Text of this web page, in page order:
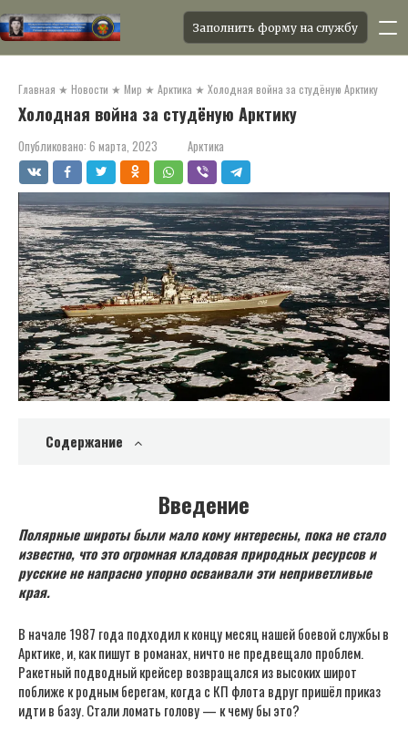
Заполнить форму на службу
Главная ★ Новости ★ Мир ★ Арктика ★ Холодная война за студёную Арктику
Холодная война за студёную Арктику
Опубликовано: 6 марта, 2023 Арктика
Содержание
Введение
Полярные широты были мало кому интересны, пока не стало
известно, что это огромная кладовая природных ресурсов и
русские не напрасно упорно осваивали эти неприветливые
края.
В начале 1987 года подходил к концу месяц нашей боевой службы в
Арктике, и, как пишут в романах, ничто не предвещало проблем.
Ракетный подводный крейсер возвращался из высоких широт
поближе к родным берегам, когда с КП флота вдруг пришёл приказ
идти в базу. Стали ломать голову — к чему бы это?